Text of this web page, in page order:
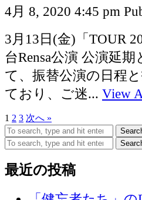
4月 8, 2020 4:45 pm
3月13日(金)「TOUR
台Rensa公演 公演延
て、振替公演の日程
ており、ご迷... View
1 2 3 次へ »
最近の投稿